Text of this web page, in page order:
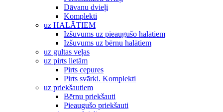
Dāvanu dvieļi
Komplekti
uz HALĀTIEM
Izšuvums uz pieaugušo halātiem
Izšuvums uz bērnu halātiem
uz gultas veļas
uz pirts lietām
Pirts cepures
Pirts svārki. Komplekti
uz priekšautiem
Bērnu priekšauti
Pieaugušo priekšauti